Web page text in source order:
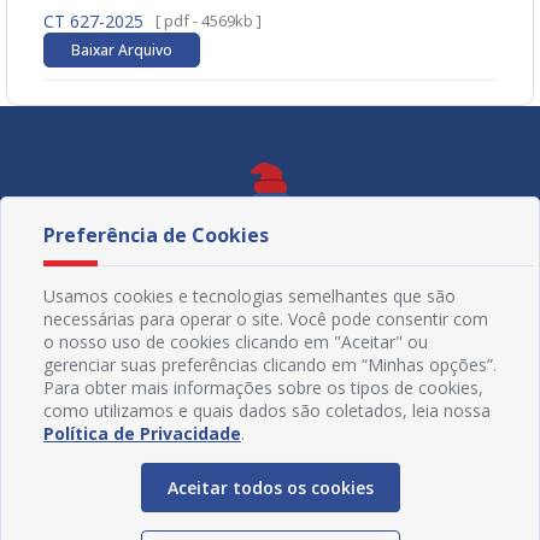
CT 627-2025 [ pdf - 4569kb ]
Baixar Arquivo
Preferência de Cookies
Usamos cookies e tecnologias semelhantes que são
necessárias para operar o site. Você pode consentir com
o nosso uso de cookies clicando em "Aceitar" ou
gerenciar suas preferências clicando em “Minhas opções”.
Para obter mais informações sobre os tipos de cookies,
como utilizamos e quais dados são coletados, leia nossa
Política de Privacidade.
Aceitar todos os cookies